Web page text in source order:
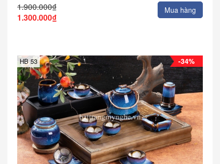
1.900.000₫
1.300.000₫
Mua hàng
-34%
HB 53